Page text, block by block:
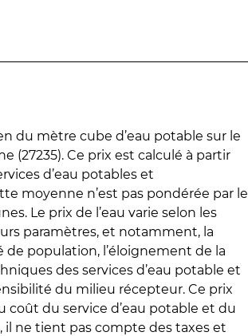
du mètre cube d’eau potable sur le
(27235). Ce prix est calculé à partir
d’eau potables et
moyenne n’est pas pondérée par le
Le prix de l’eau varie selon les
paramètres, et notamment, la
de population, l’éloignement de la
des services d’eau potable et
du milieu récepteur. Ce prix
du service d’eau potable et du
il ne tient pas compte des taxes et